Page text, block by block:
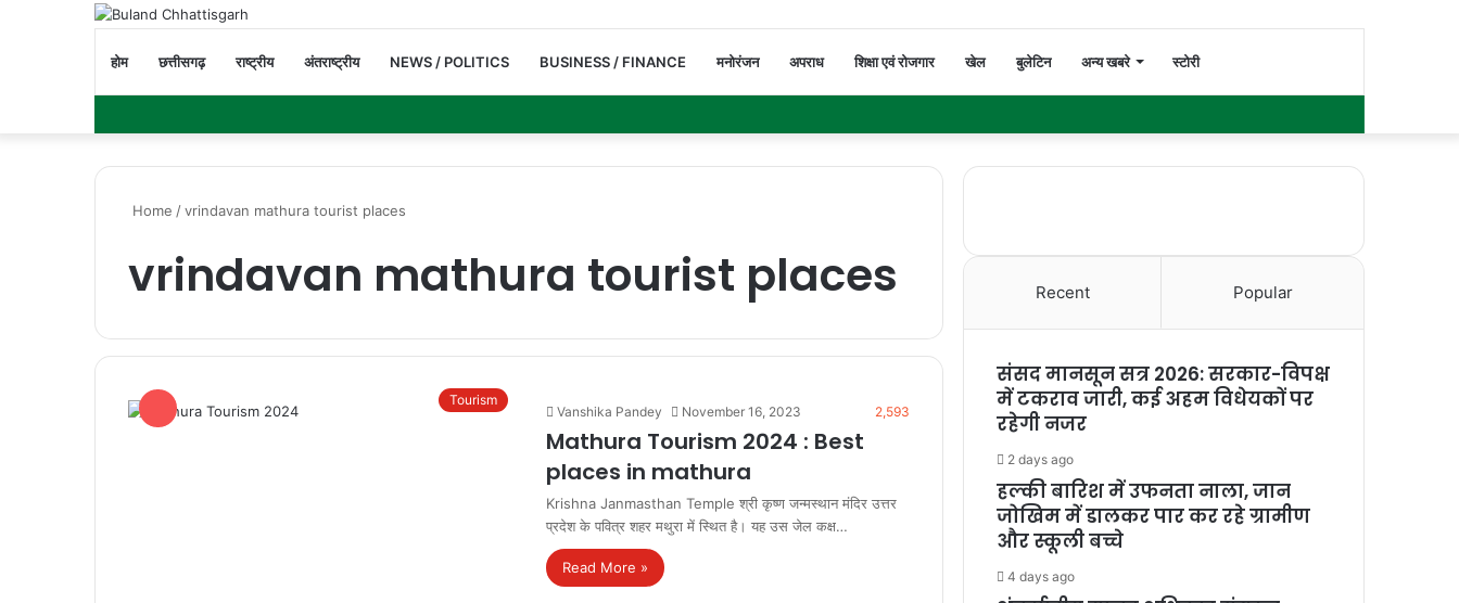
होम छत्तीसगढ़ राष्ट्रीय अंतराष्ट्रीय NEWS / POLITICS BUSINESS / FINANCE मनोरंजन अपराध शिक्षा एवं रोजगार खेल बुलेटिन अन्य खबरे स्टोरी
Home /vrindavan mathura tourist places
vrindavan mathura tourist places
Tourism
Vanshika Pandey November 16, 2023 2,593
Mathura Tourism 2024 : Best
places in mathura
Krishna Janmasthan Temple श्री कृष्ण जन्मस्थान मंदिर उत्तर
प्रदेश के पवित्र शहर मथुरा में स्थित है। यह उस जेल कक्ष…
Read More »
Recent Popular
संसद मानसून सत्र 2026: सरकार-विपक्ष
में टकराव जारी, कई अहम विधेयकों पर
रहेगी नजर
2 days ago
हल्की बारिश में उफनता नाला, जान
जोखिम में डालकर पार कर रहे ग्रामीण
और स्कूली बच्चे
4 days ago